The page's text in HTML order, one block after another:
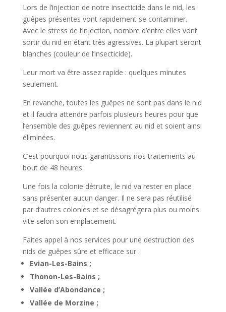
Lors de l’injection de notre insecticide dans le nid, les
guêpes présentes vont rapidement se contaminer.
Avec le stress de l’injection, nombre d’entre elles vont
sortir du nid en étant très agressives. La plupart seront
blanches (couleur de l’insecticide).
Leur mort va être assez rapide : quelques minutes
seulement.
En revanche, toutes les guêpes ne sont pas dans le nid
et il faudra attendre parfois plusieurs heures pour que
l’ensemble des guêpes reviennent au nid et soient ainsi
éliminées.
C’est pourquoi nous garantissons nos traitements au
bout de 48 heures.
Une fois la colonie détruite, le nid va rester en place
sans présenter aucun danger. Il ne sera pas réutilisé
par d’autres colonies et se désagrégera plus ou moins
vite selon son emplacement.
Faites appel à nos services pour une destruction des
nids de guêpes sûre et efficace sur :
Evian-Les-Bains ;
Thonon-Les-Bains ;
Vallée d’Abondance ;
Vallée de Morzine ;